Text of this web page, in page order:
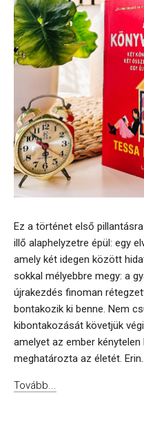
Ez a történet első
illő alaphelyzetre épül: egy
amely két idegen között
sokkal mélyebbre megy: a
újrakezdés finoman
bontakozik ki benne. Nem
kibontakozását követjük
amelyet az ember
meghatározta az életét.
Tovább...